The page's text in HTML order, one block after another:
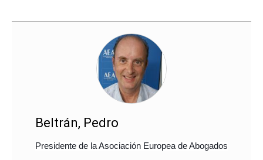
Beltrán, Pedro
Presidente de la Asociación Europea de Abogados